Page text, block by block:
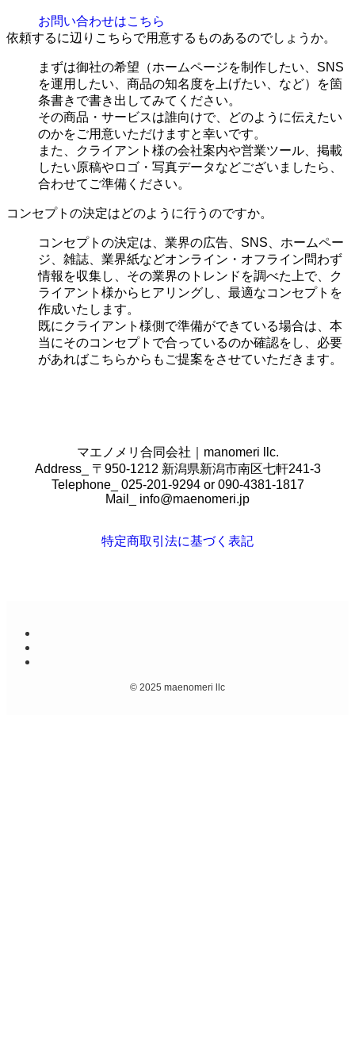
お問い合わせはこちら
依頼するに辺りこちらで用意するものあるのでしょうか。
まずは御社の希望（ホームページを制作したい、SNS
を運用したい、商品の知名度を上げたい、など）を箇
条書きで書き出してみてください。
その商品・サービスは誰向けで、どのように伝えたい
のかをご用意いただけますと幸いです。
また、クライアント様の会社案内や営業ツール、掲載
したい原稿やロゴ・写真データなどございましたら、
合わせてご準備ください。
コンセプトの決定はどのように行うのですか。
コンセプトの決定は、業界の広告、SNS、ホームペー
ジ、雑誌、業界紙などオンライン・オフライン問わず
情報を収集し、その業界のトレンドを調べた上で、ク
ライアント様からヒアリングし、最適なコンセプトを
作成いたします。
既にクライアント様側で準備ができている場合は、本
当にそのコンセプトで合っているのか確認をし、必要
があればこちらからもご提案をさせていただきます。
マエノメリ合同会社｜manomeri llc.
Address_ 〒950-1212 新潟県新潟市南区七軒241-3
Telephone_ 025-201-9294 or 090-4381-1817
Mail_ info@maenomeri.jp
特定商取引法に基づく表記
© 2025 maenomeri llc